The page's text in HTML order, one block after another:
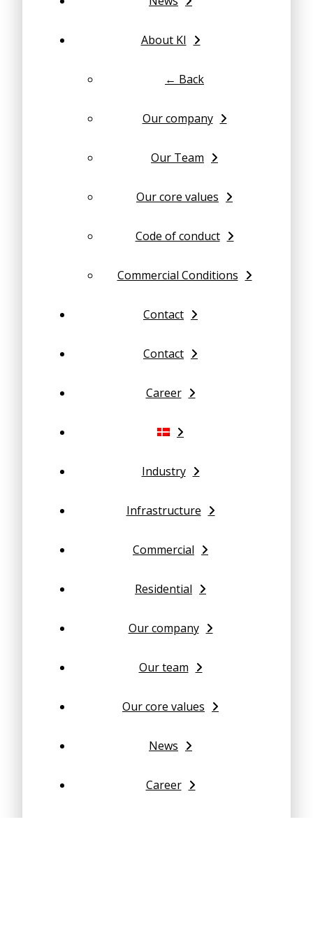
About KI
← Back
Our company
Our Team
Our core values
Code of conduct
Commercial Conditions
Contact
Contact
Career
Industry
Infrastructure
Commercial
Residential
Our company
Our team
Our core values
News
Career